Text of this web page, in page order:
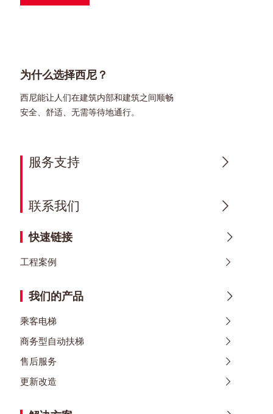
为什么选择西尼？
西尼能让人们在建筑内部和建筑之间顺畅
安全、舒适、无需等待地通行。
服务支持
联系我们
快速链接
工程案例
我们的产品
乘客电梯
商务型自动扶梯
售后服务
更新改造